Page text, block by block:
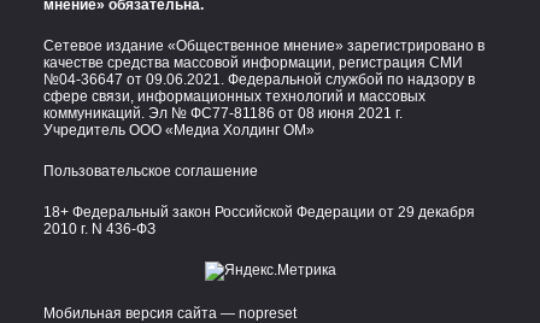
мнение» обязательна.
Сетевое издание «Общественное мнение» зарегистрировано в
качестве средства массовой информации, регистрация СМИ
№04-36647 от 09.06.2021. Федеральной службой по надзору в
сфере связи, информационных технологий и массовых
коммуникаций. Эл № ФС77-81186 от 08 июня 2021 г.
Учредитель ООО «Медиа Холдинг ОМ»
Пользовательское соглашение
18+ Федеральный закон Российской Федерации от 29 декабря
2010 г. N 436-ФЗ
Мобильная версия сайта — nopreset